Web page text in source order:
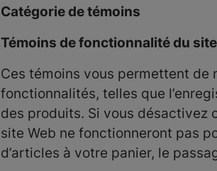
Catégorie de témoins
Témoins de fonctionnalité du site
Ces témoins vous permettent de
fonctionnalités, telles que
des produits. Si vous désactivez
site Web ne fonctionneront pas
d’articles à votre panier, le